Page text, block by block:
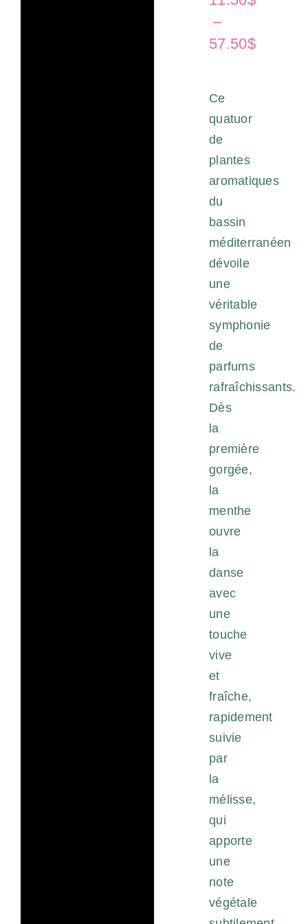
Panier
–
57.50$Plage
Ce
quatuor
de
plantes
aromatiques
du
bassin
méditerranéen
dévoile
une
véritable
symphonie
de
parfums
rafraîchissants.
Dès
la
première
gorgée,
la
menthe
ouvre
la
danse
avec
une
touche
vive
et
fraîche,
rapidement
suivie
par
la
mélisse,
qui
apporte
une
note
végétale